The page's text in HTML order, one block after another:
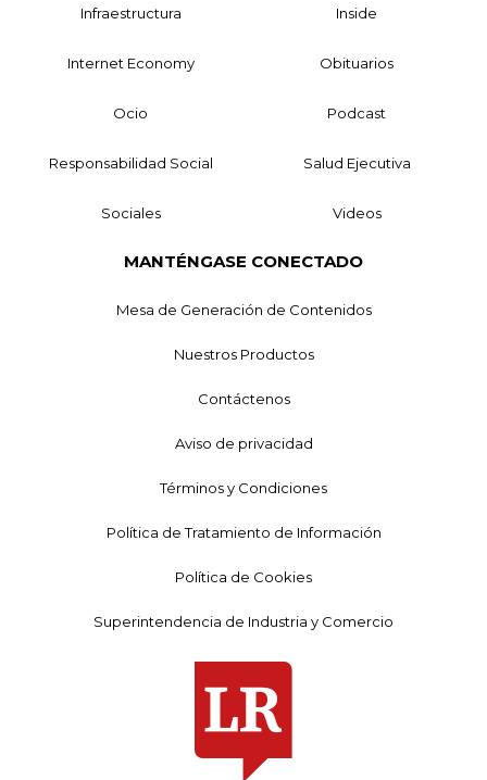
Infraestructura Inside
Internet Economy Obituarios
Ocio Podcast
Responsabilidad Social Salud Ejecutiva
Sociales Videos
MANTÉNGASE CONECTADO
Mesa de Generación de Contenidos
Nuestros Productos
Contáctenos
Aviso de privacidad
Términos y Condiciones
Política de Tratamiento de Información
Política de Cookies
Superintendencia de Industria y Comercio